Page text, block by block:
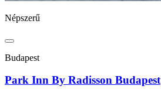
Népszerű
Budapest
Park Inn By Radisson Budapest